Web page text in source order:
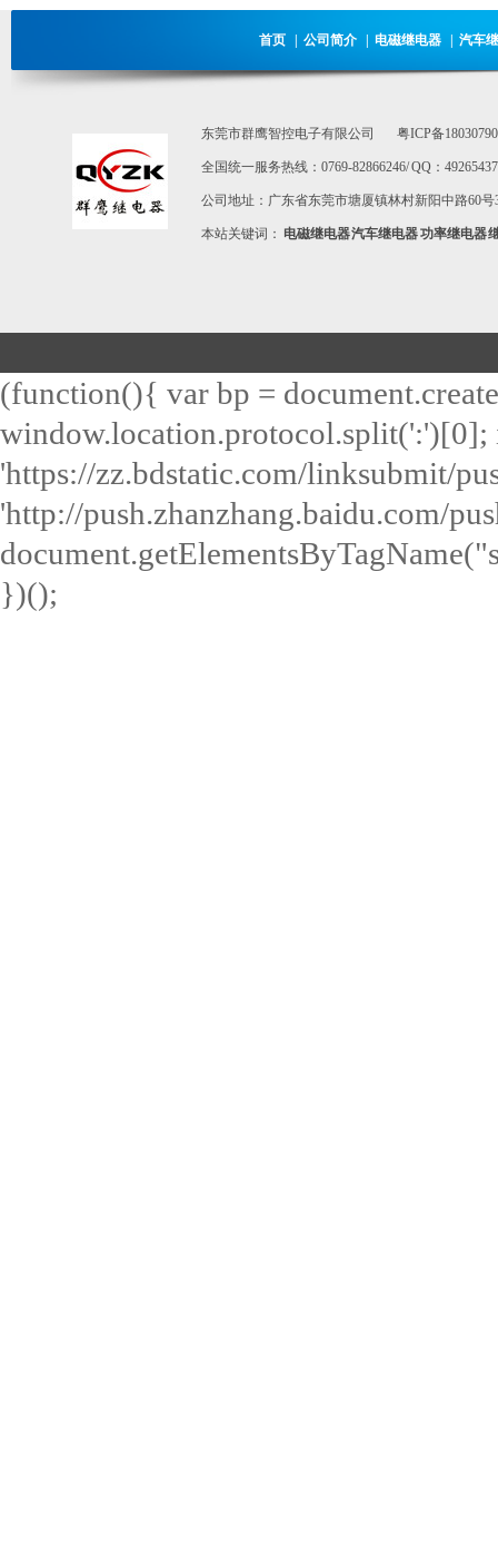
首页 公司简介 电磁继电器 汽车
东莞市群鹰智控电子有限公司 粤ICP备
全国统一服务热线：0769-82866246/ QQ：
公司地址：广东省东莞市塘厦镇林村新阳中路60号
本站关键词： 电磁继电器汽车继电器功率继电器
(function(){ var bp =
'https://zz.bdstatic.com/linksubmit/
'http://push.zhanzhang.baidu.com/
})();